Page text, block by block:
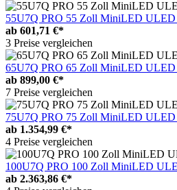
55U7Q PRO 55 Zoll MiniLED
ab 601,71 €*
3 Preise vergleichen
65U7Q PRO 65 Zoll MiniLED
ab 899,00 €*
7 Preise vergleichen
75U7Q PRO 75 Zoll MiniLED
ab 1.354,99 €*
4 Preise vergleichen
100U7Q PRO 100 Zoll MiniLED
ab 2.363,86 €*